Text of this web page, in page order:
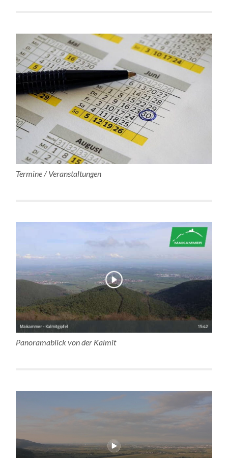
Termine / Veranstaltungen
Panoramablick von der Kalmit